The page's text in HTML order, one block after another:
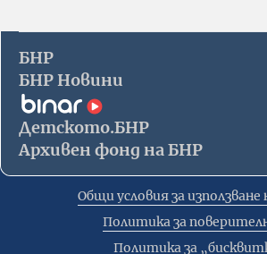
БНР
БНР Новини
Детското.БНР
Архивен фонд на БНР
Общи условия за използване
Политика за
Политика за